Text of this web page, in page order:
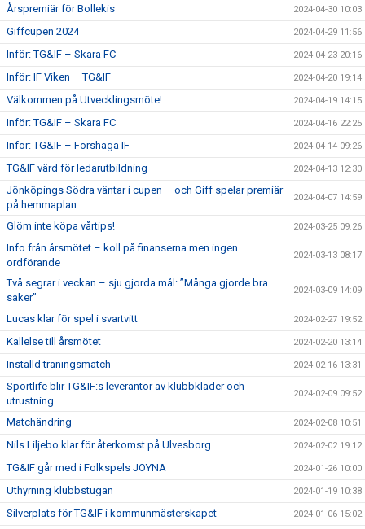
Årspremiär för Bollekis 2024-04-30 10:03
Giffcupen 2024 2024-04-29 11:56
Inför: TG&IF – Skara FC 2024-04-23 20:16
Inför: IF Viken – TG&IF 2024-04-20 19:14
Välkommen på Utvecklingsmöte! 2024-04-19 14:15
Inför: TG&IF – Skara FC 2024-04-16 22:25
Inför: TG&IF – Forshaga IF 2024-04-14 09:26
TG&IF värd för ledarutbildning 2024-04-13 12:30
Jönköpings Södra väntar i cupen – och Giff spelar premiär
på hemmaplan
2024-04-07 14:59
Glöm inte köpa vårtips! 2024-03-25 09:26
Info från årsmötet – koll på finanserna men ingen
ordförande
2024-03-13 08:17
Två segrar i veckan – sju gjorda mål: ”Många gjorde bra
saker”
2024-03-09 14:09
Lucas klar för spel i svartvitt 2024-02-27 19:52
Kallelse till årsmötet 2024-02-20 13:14
Inställd träningsmatch 2024-02-16 13:31
Sportlife blir TG&IF:s leverantör av klubbkläder och
utrustning
2024-02-09 09:52
Matchändring 2024-02-08 10:51
Nils Liljebo klar för återkomst på Ulvesborg 2024-02-02 19:12
TG&IF går med i Folkspels JOYNA 2024-01-26 10:00
Uthyrning klubbstugan 2024-01-19 10:38
Silverplats för TG&IF i kommunmästerskapet 2024-01-06 15:02